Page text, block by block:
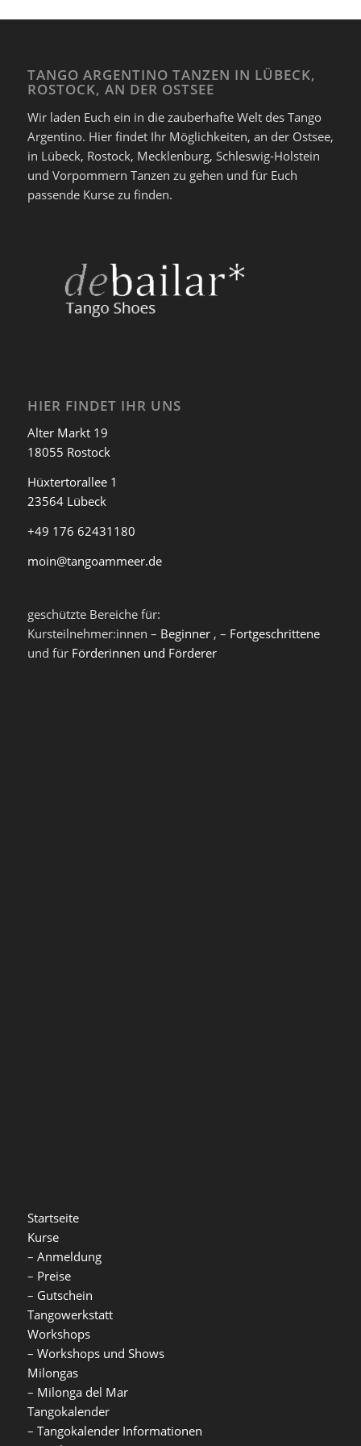
TANGO ARGENTINO TANZEN IN LÜBECK,
ROSTOCK, AN DER OSTSEE
Wir laden Euch ein in die zauberhafte Welt des Tango
Argentino. Hier findet Ihr Möglichkeiten, an der Ostsee,
in Lübeck, Rostock, Mecklenburg, Schleswig-Holstein
und Vorpommern Tanzen zu gehen und für Euch
passende Kurse zu finden.
HIER FINDET IHR UNS
Alter Markt 19
18055 Rostock
Hüxtertorallee 1
23564 Lübeck
+49 176 62431180
moin@tangoammeer.de
geschützte Bereiche für:
Kursteilnehmer:innen – Beginner, – Fortgeschrittene
und für Förderinnen und Förderer
Startseite
Kurse
– Anmeldung
– Preise
– Gutschein
Tangowerkstatt
Workshops
– Workshops und Shows
Milongas
– Milonga del Mar
Tangokalender
– Tangokalender Informationen